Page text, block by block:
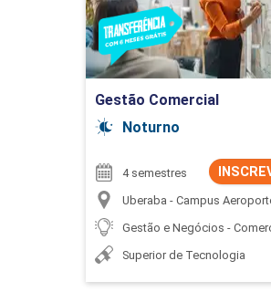
Gestão Comercial
Noturno
4 semestres
Uberaba - Campus
Gestão e Negócios -
Superior de Tecnologia
Ir para Inscrição